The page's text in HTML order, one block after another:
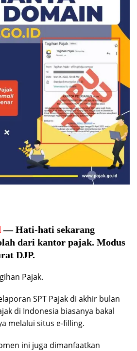
— Hati-hati sekarang
dari kantor pajak. Modus
DJP.
Pajak.
SPT Pajak di akhir bulan
di Indonesia biasanya bakal
melalui situs e-filling.
ini juga dimanfaatkan